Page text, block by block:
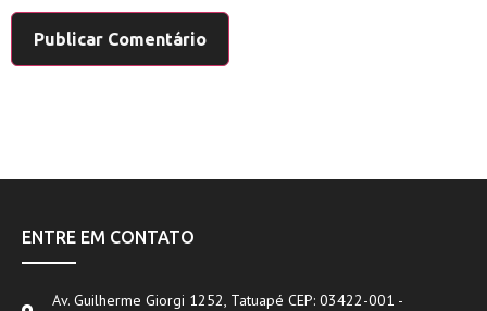
ENTRE EM CONTATO
Av. Guilherme Giorgi 1252, Tatuapé CEP: 03422-001 -